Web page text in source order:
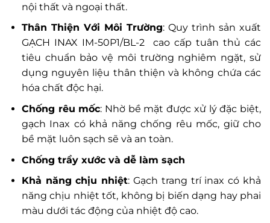
nội thất và ngoại thất.
Thân Thiện Với Môi Trường: Quy trình sản xuất
GẠCH INAX IM-50P1/BL-2 cao cấp tuân thủ các
tiêu chuẩn bảo vệ môi trường nghiêm ngặt, sử
dụng nguyên liệu thân thiện và không chứa các
hóa chất độc hại.
Chống rêu mốc: Nhờ bề mặt được xử lý đặc biệt,
gạch Inax có khả năng chống rêu mốc, giữ cho
bề mặt luôn sạch sẽ và an toàn.
Chống trầy xước và dễ làm sạch
Khả năng chịu nhiệt: Gạch trang trí inax có khả
năng chịu nhiệt tốt, không bị biến dạng hay phai
màu dưới tác động của nhiệt độ cao.